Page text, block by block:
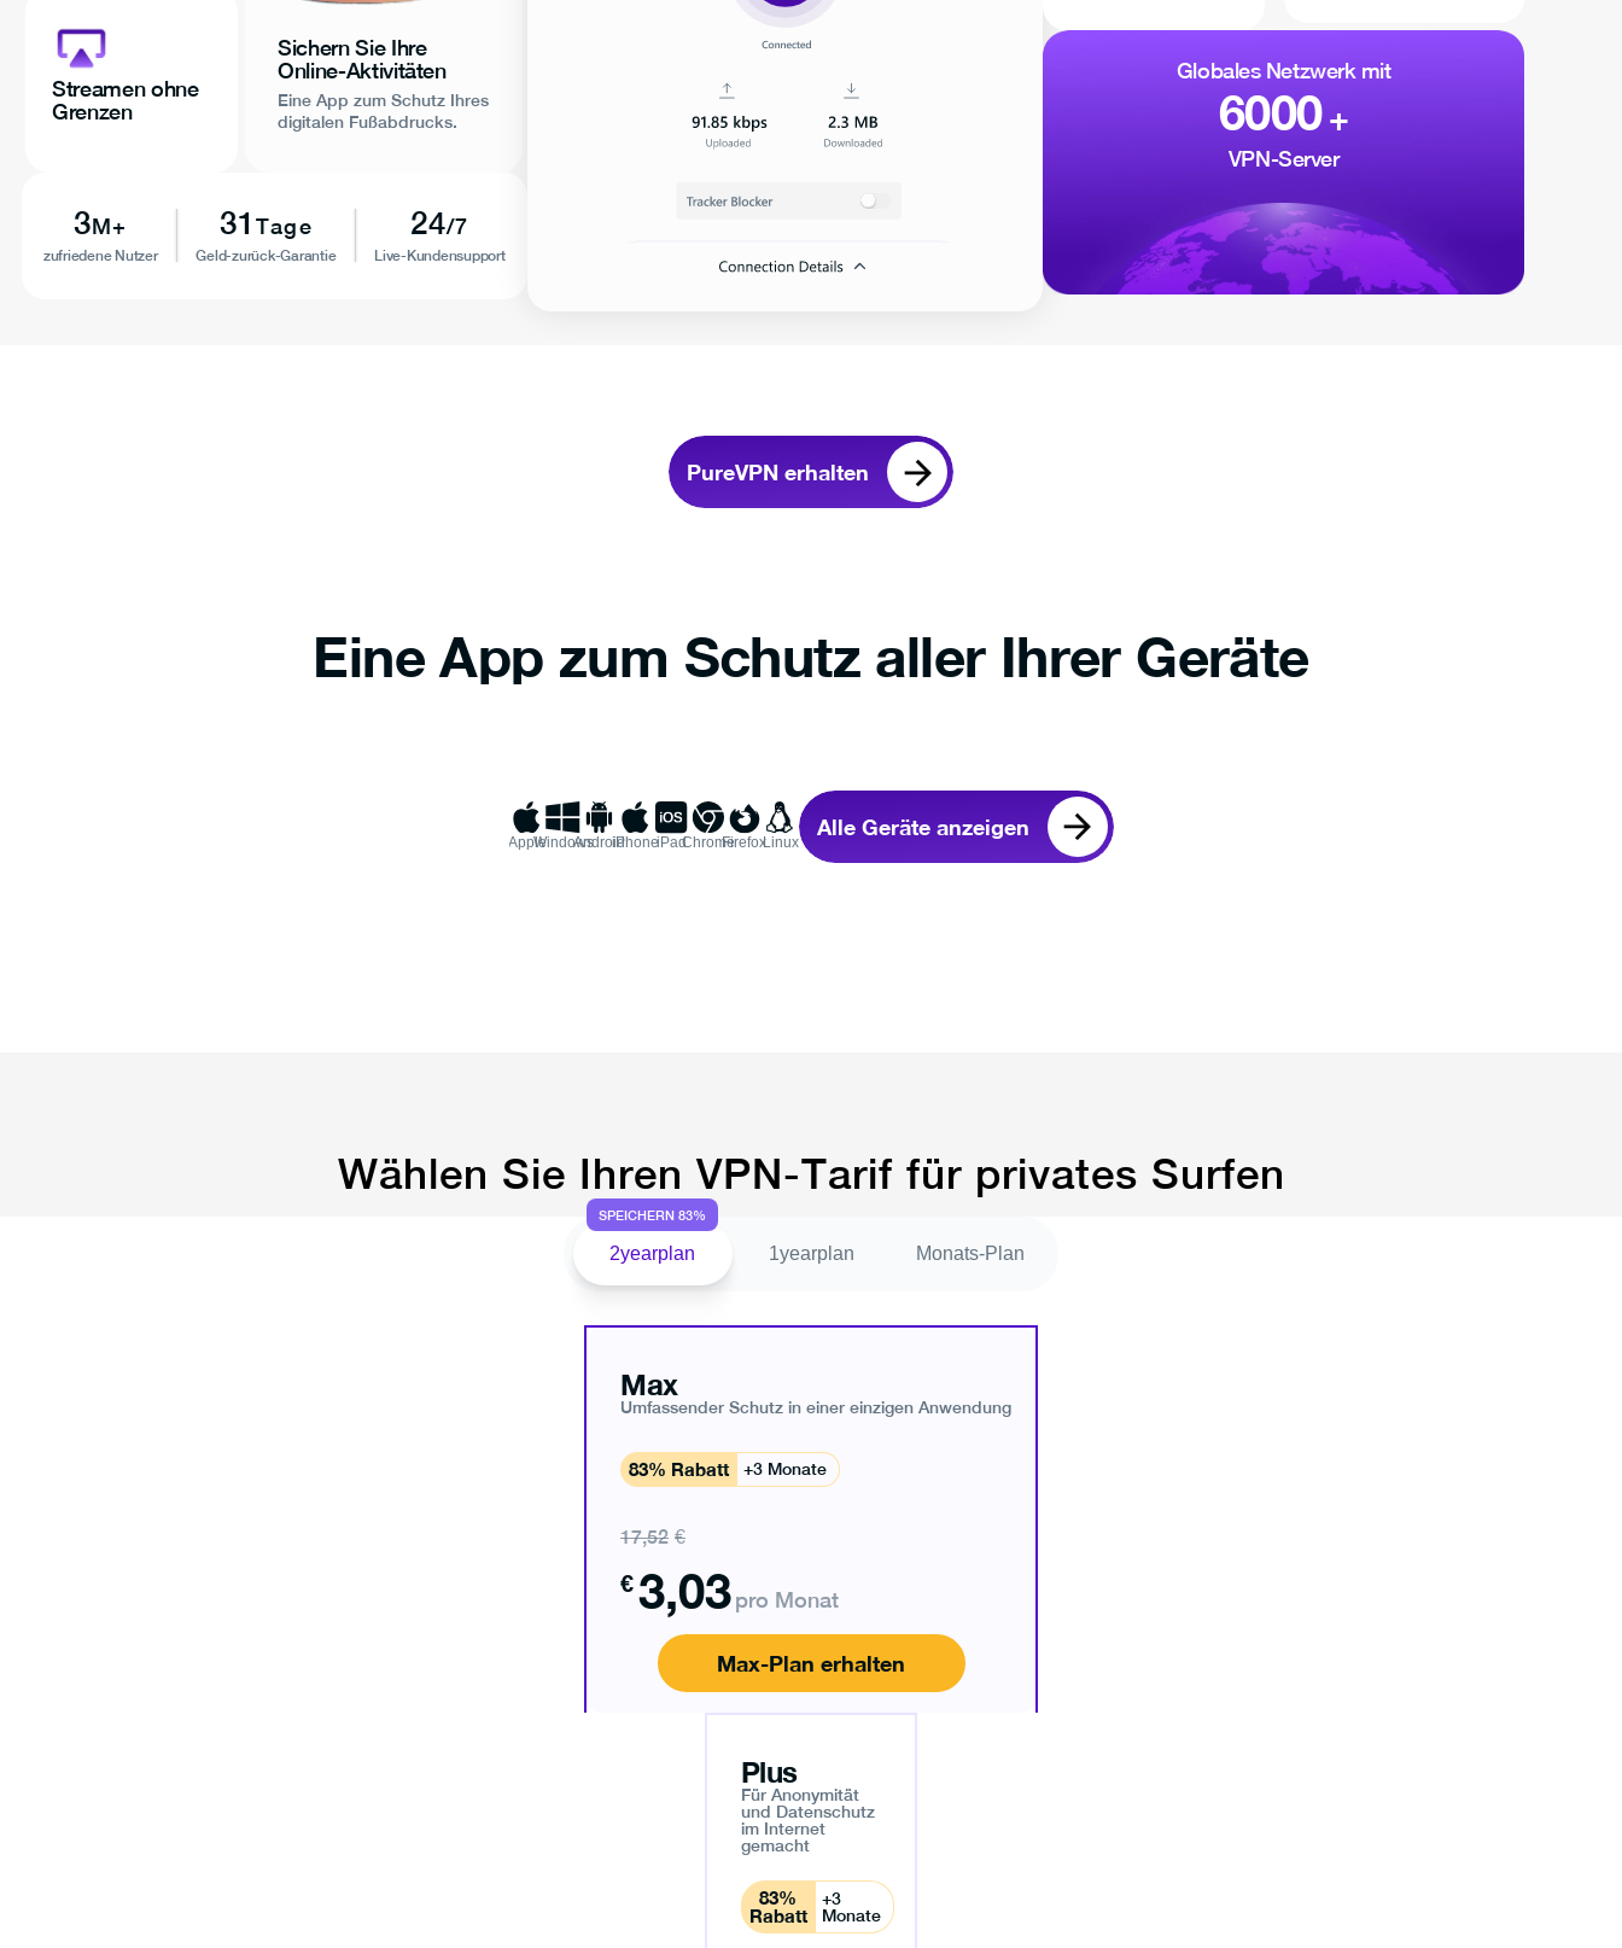
Streamen ohne
Grenzen
Sichern Sie Ihre
Online-Aktivitäten
Eine App zum Schutz Ihres
digitalen Fußabdrucks.
3M+
zufriedene Nutzer
31Tage
Geld-zurück-Garantie
24/7
Live-Kundensupport
Globales Netzwerk mit
6000+
VPN-Server
PureVPN erhalten
Eine App zum Schutz aller Ihrer Geräte
AppleWindowsAndroidiPhoneiPadChromeFirefoxLinux
Alle Geräte anzeigen
Wählen Sie Ihren VPN-Tarif für privates Surfen
SPEICHERN 83%
2yearplan 1yearplan Monats-Plan
Max
Umfassender Schutz in einer einzigen Anwendung
83% Rabatt +3 Monate
17,52 €
€3,03pro Monat
Max-Plan erhalten
Plus
Für Anonymität
und Datenschutz
im Internet
gemacht
83%
Rabatt
+3
Monate